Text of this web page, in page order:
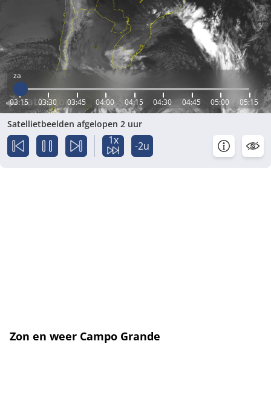
za
03:15 03:30 03:45 04:00 04:15 04:30 04:45 05:00 05:15
Satellietbeelden afgelopen 2 uur
1x -2u
Zon en weer Campo Grande